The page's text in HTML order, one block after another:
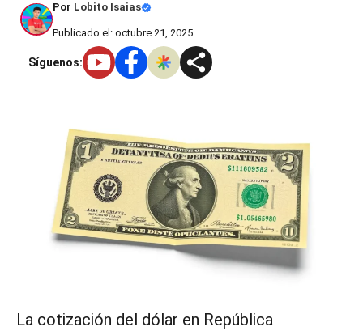
Por Lobito Isaias
Publicado el: octubre 21, 2025
Síguenos:
La cotización del dólar en República